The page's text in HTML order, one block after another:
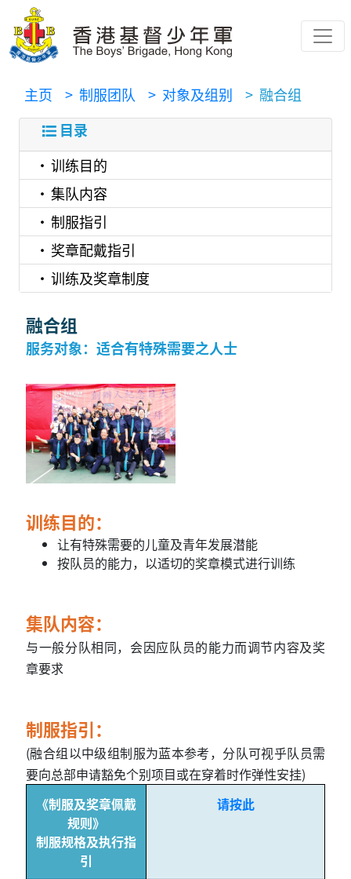
主页 > 制服团队 > 对象及组别
> 融合组
目录
训练目的
集队内容
制服指引
奖章配戴指引
训练及奖章制度
融合组
服务对象：适合有特殊需要之人士
训练目的：
让有特殊需要的儿童及青年发展潜能
按队员的能力，以适切的奖章模式进行训练
集队内容：
与一般分队相同，会因应队员的能力而调节内容及奖
章要求
制服指引：
(融合组以中级组制服为蓝本参考，分队可视乎队员需
要向总部申请豁免个别项目或在穿着时作弹性安挂)
《制服及奖章佩戴
规则》
制服规格及执行指
引
请按此